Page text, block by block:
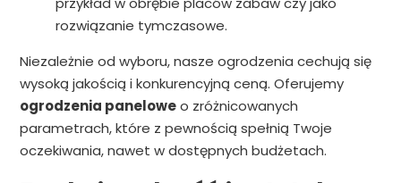
rozwiązanie tymczasowe.
Niezależnie od wyboru, nasze ogrodzenia cechują się
wysoką jakością i konkurencyjną ceną. Oferujemy
ogrodzenia paneloweo zróżnicowanych
parametrach, które z pewnością spełnią Twoje
oczekiwania, nawet w dostępnych budżetach.